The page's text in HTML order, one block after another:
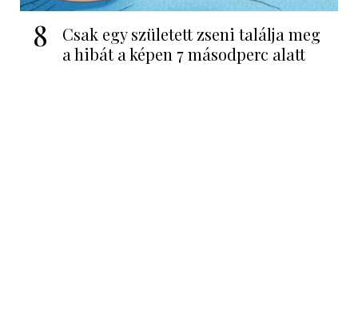
8
Csak egy született zseni találja meg
a hibát a képen 7 másodperc alatt